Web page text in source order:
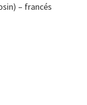
– francés